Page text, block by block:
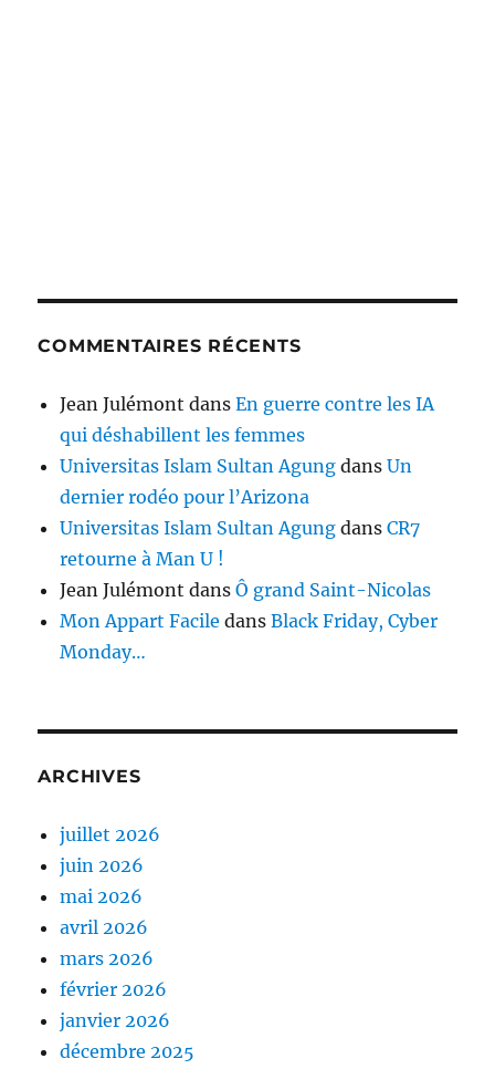
COMMENTAIRES RÉCENTS
Jean Julémont dansEn guerre contre les IA
qui déshabillent les femmes
Universitas Islam Sultan Agung dansUn
dernier rodéo pour l’Arizona
Universitas Islam Sultan Agung dansCR7
retourne à Man U !
Jean Julémont dansÔ grand Saint-Nicolas
Mon Appart Facile dansBlack Friday, Cyber
Monday…
ARCHIVES
juillet 2026
juin 2026
mai 2026
avril 2026
mars 2026
février 2026
janvier 2026
décembre 2025